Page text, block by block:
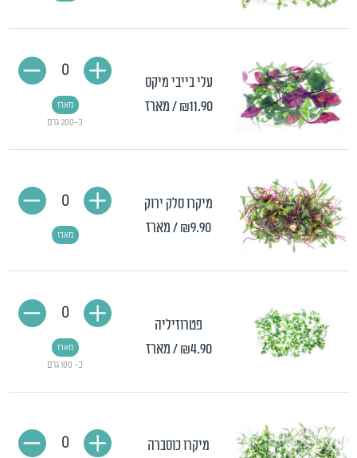
עלי בייבי מיקס
₪11.90 / מארז
כ-200 גרם
מארז
0
מיקרו סלק ירוק
₪9.90/ מארז מארז
0
פטרוזיליה
₪4.90 / מארז
כ- 100 גרם
מארז
0
מיקרו כוסברה
0